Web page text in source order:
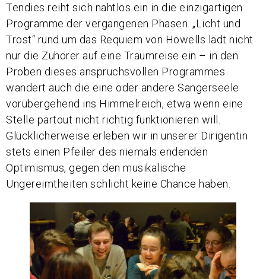
Tendies reiht sich nahtlos ein in die einzigartigen
Programme der vergangenen Phasen. „Licht und
Trost“ rund um das Requiem von Howells lädt nicht
nur die Zuhörer auf eine Traumreise ein – in den
Proben dieses anspruchsvollen Programmes
wandert auch die eine oder andere Sängerseele
vorübergehend ins Himmelreich, etwa wenn eine
Stelle partout nicht richtig funktionieren will.
Glücklicherweise erleben wir in unserer Dirigentin
stets einen Pfeiler des niemals endenden
Optimismus, gegen den musikalische
Ungereimtheiten schlicht keine Chance haben.